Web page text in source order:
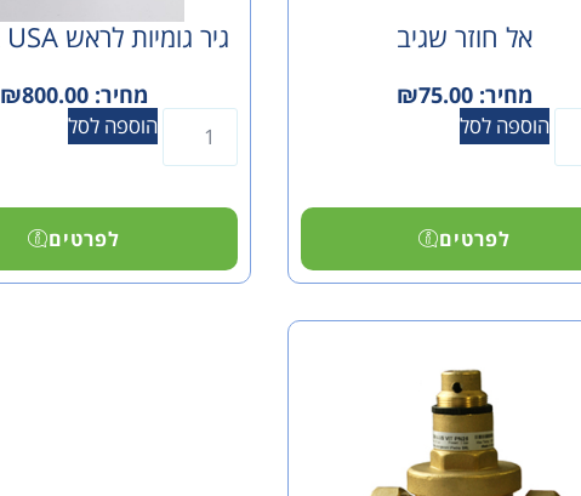
אל חוזר שגיב
מחיר: ₪75.00
הוספה לסל
לפרטים
גיר גומיות לראש CLACK USA
מחיר: ₪800.00
הוספה לסל
לפרטים